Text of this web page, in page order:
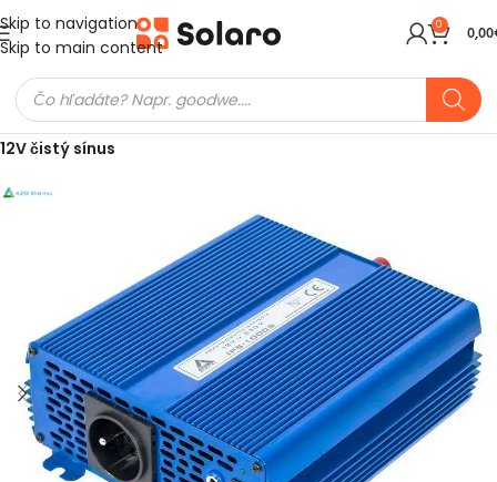
Skip to navigation
Skip to main content
0 0,00
Domov Meniče a batérie Ostrovné meniče (Off-Grid)
12V čistý sínus